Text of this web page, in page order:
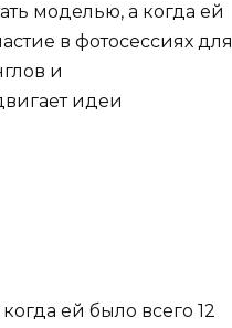
моделью, а когда ей
в фотосессиях для
и
идеи
ей было всего 12